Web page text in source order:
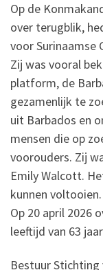
Op de
over terugblik,
voor Surinaamse
Zij was vooral
platform, de
gezamenlijk te
uit Barbados en
mensen die op
voorouders. Zij
Emily Walcott.
kunnen voltooien.
Op 20 april 2026
leeftijd van 63
Bestuur Stichting